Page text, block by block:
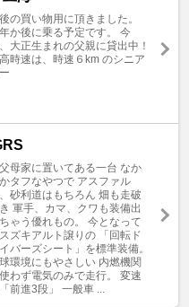
の買い物用に頂きました。
か後に乗る予定です。 今
大正生まれの父親に貸出中！
時速は、時速６km のシニア
母家に置いてある一台 なか
タフなやつで アスファル
、砂利道はもちろん 畑も走破
軍手、カマ、クワも装備出
ゃう優れもの。 今となって
ズキアルト譲りの 「回転ド
バーズシート」を標準装備。
環境にもやさしい 内燃機関
わず電気のみで走行。 変速
前進3段」 一般車 ...